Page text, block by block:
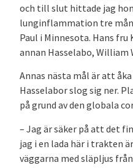
och till slut hittade jag
lunginflammation tre
Paul i Minnesota. Hans fru
annan Hasselabo, William
Annas nästa mål är att
Hasselabor slog sig ner.
på grund av den globala
– Jag är säker på att det
jag i en lada här i trakten
väggarna med släpljus